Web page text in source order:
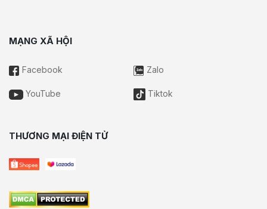
MẠNG XÃ HỘI
Facebook Zalo
YouTube Tiktok
THƯƠNG MẠI ĐIỆN TỬ